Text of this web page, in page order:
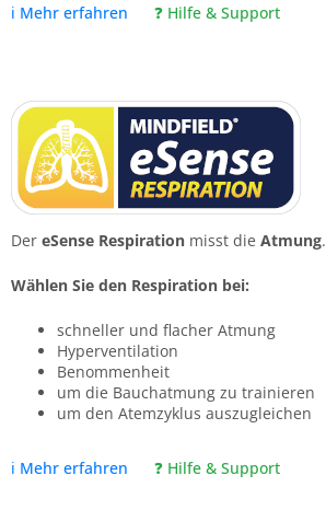
ℹ️ Mehr erfahren ❓ Hilfe & Support
Der eSense Respiration misst die Atmung.
Wählen Sie den Respiration bei:
schneller und flacher Atmung
Hyperventilation
Benommenheit
um die Bauchatmung zu trainieren
um den Atemzyklus auszugleichen
ℹ️ Mehr erfahren ❓ Hilfe & Support